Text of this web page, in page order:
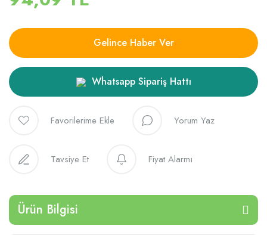
Gelince Haber Ver
Whatsapp Sipariş Hattı
Yorum Yaz
Tavsiye Et Fiyat Alarmı
Ürün Bilgisi